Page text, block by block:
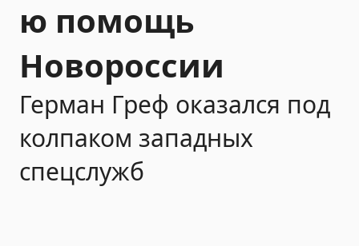
ю помощь
Новороссии
Герман Греф оказался под
колпаком западных
спецслужб